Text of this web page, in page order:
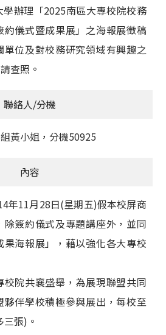
學術榮譽
其他
活動花絮
學辦理「2025南區大專校院校務
儀式暨成果展」之海報展徵稿
單位及對校務研究領域有興趣之
查照。
聯絡人/分機
黃小姐，分機50925
內容
年11月28日(星期五)假本校屏商
簽約儀式及專題講座外，並同
海報展」，藉以強化各大專校
院共襄盛舉，為展現聯盟共同
伴學校積極參與展出，每校至
張)。